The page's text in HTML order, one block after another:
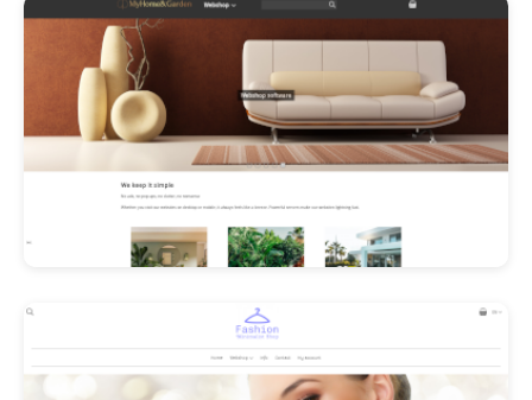
E-Boutique
Les Promos!
Polishangel Belgium